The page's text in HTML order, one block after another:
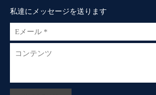
私達にメッセージを送ります